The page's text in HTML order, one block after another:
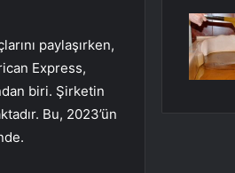
paylaşırken,
Express,
biri. Şirketin
Bu, 2023’ün